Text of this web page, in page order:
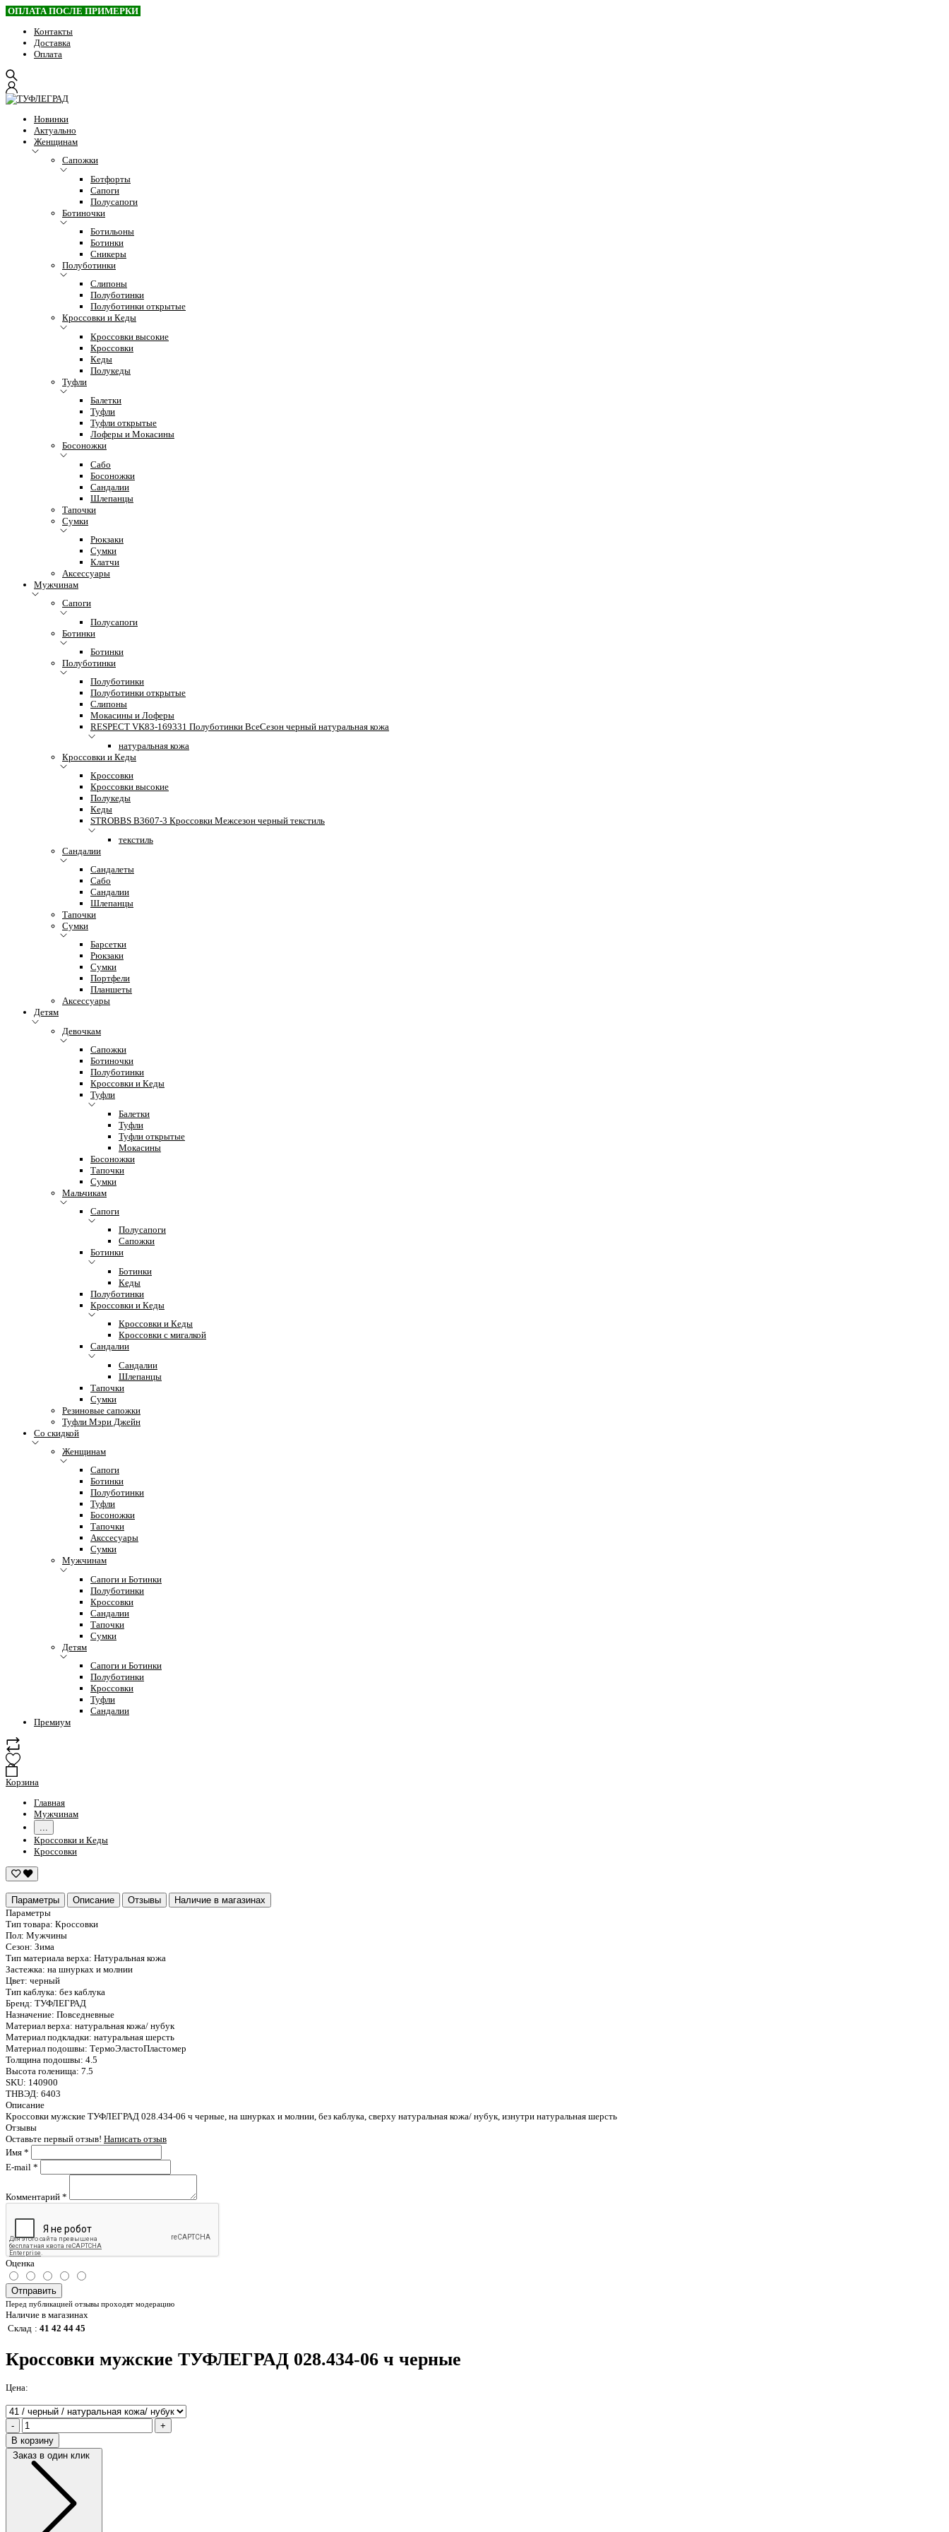
ОПЛАТА ПОСЛЕ ПРИМЕРКИ
Контакты
Доставка
Оплата
Новинки
Актуально
Женщинам
Сапожки
Ботфорты
Сапоги
Полусапоги
Ботиночки
Ботильоны
Ботинки
Сникеры
Полуботинки
Слипоны
Полуботинки
Полуботинки открытые
Кроссовки и Кеды
Кроссовки высокие
Кроссовки
Кеды
Полукеды
Туфли
Балетки
Туфли
Туфли открытые
Лоферы и Мокасины
Босоножки
Сабо
Босоножки
Сандалии
Шлепанцы
Тапочки
Сумки
Рюкзаки
Сумки
Клатчи
Аксессуары
Мужчинам
Сапоги
Полусапоги
Ботинки
Ботинки
Полуботинки
Полуботинки
Полуботинки открытые
Слипоны
Мокасины и Лоферы
RESPECT VK83-169331 Полуботинки ВсеСезон черный натуральная кожа
натуральная кожа
Кроссовки и Кеды
Кроссовки
Кроссовки высокие
Полукеды
Кеды
STROBBS B3607-3 Кроссовки Межсезон черный текстиль
текстиль
Сандалии
Сандалеты
Сабо
Сандалии
Шлепанцы
Тапочки
Сумки
Барсетки
Рюкзаки
Сумки
Портфели
Планшеты
Аксессуары
Детям
Девочкам
Сапожки
Ботиночки
Полуботинки
Кроссовки и Кеды
Туфли
Балетки
Туфли
Туфли открытые
Мокасины
Босоножки
Тапочки
Сумки
Мальчикам
Сапоги
Полусапоги
Сапожки
Ботинки
Ботинки
Кеды
Полуботинки
Кроссовки и Кеды
Кроссовки и Кеды
Кроссовки с мигалкой
Сандалии
Сандалии
Шлепанцы
Тапочки
Сумки
Резиновые сапожки
Туфли Мэри Джейн
Со скидкой
Женщинам
Сапоги
Ботинки
Полуботинки
Туфли
Босоножки
Тапочки
Акссесуары
Сумки
Мужчинам
Сапоги и Ботинки
Полуботинки
Кроссовки
Сандалии
Тапочки
Сумки
Детям
Сапоги и Ботинки
Полуботинки
Кроссовки
Туфли
Сандалии
Премиум
Корзина
Главная
Мужчинам
...
Кроссовки и Кеды
Кроссовки
Параметры Описание Отзывы
Наличие в магазинах
Параметры
Тип товара: Кроссовки
Пол: Мужчины
Сезон: Зима
Тип материала верха: Натуральная кожа
Застежка: на шнурках и молнии
Цвет: черный
Тип каблука: без каблука
Бренд: ТУФЛЕГРАД
Назначение: Повседневные
Материал верха: натуральная кожа/ нубук
Материал подкладки: натуральная шерсть
Материал подошвы: ТермоЭластоПластомер
Толщина подошвы: 4.5
Высота голенища: 7.5
SKU: 140900
ТНВЭД: 6403
Описание
Кроссовки мужские ТУФЛЕГРАД 028.434-06 ч черные, на шнурках и молнии, без каблука, сверху натуральная кожа/ нубук, изнутри натуральная шерсть
Отзывы
Оставьте первый отзыв! Написать отзыв
Имя *
E-mail *
Комментарий *
Оценка
Отправить
Перед публикацией отзывы проходят модерацию
Наличие в магазинах
Склад : 41 42 44 45
Кроссовки мужские ТУФЛЕГРАД 028.434-06 ч черные
Цена:
-
+
В корзину
Заказ в один клик